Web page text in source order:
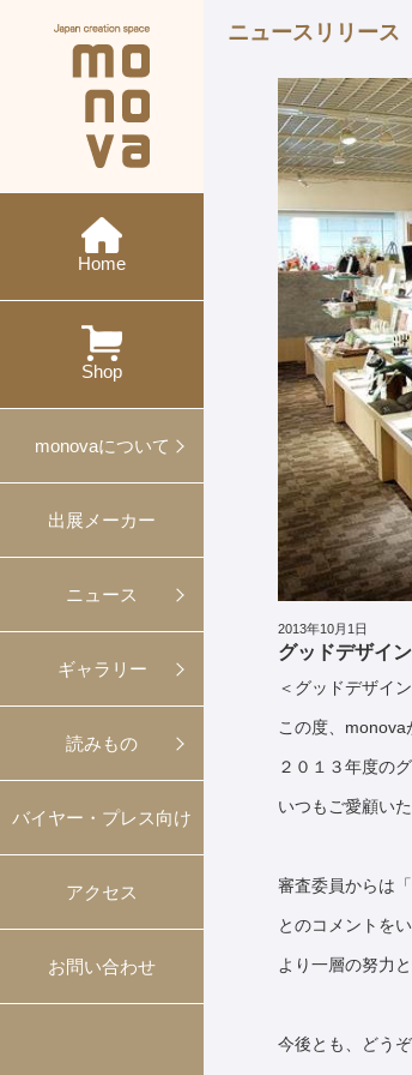
Home
Shop
monovaについて
monovaとは
概要・沿革
出展
プロデュース事例
ギフト・ノベルティ
出展メーカー
ニュース
ニュース
イベント
ワークショップ
プレスリリース
ギャラリー
現在の展示会
今後の展示会
過去の展示会
読みもの
メーカー紹介
特集
対談
バイヤー・プレス向け
アクセス
お問い合わせ
ニュースリリース
2013年10月1日
グッドデザイ
＜グッドデザイ
この度、monova
２０１３年度の
いつもご愛顧い
審査委員からは
とのコメントを
より一層の努力
今後とも、どう